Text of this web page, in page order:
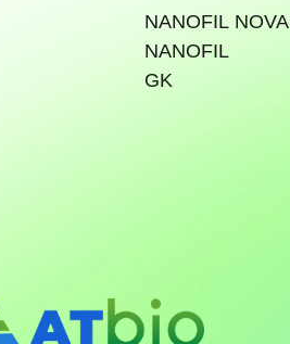
NANOFIL NOVA
NANOFIL
GK